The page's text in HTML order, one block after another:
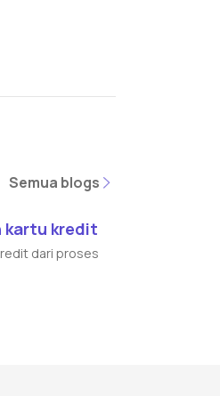
Semua blogs
Semua blogs
kartu kredit
dari proses